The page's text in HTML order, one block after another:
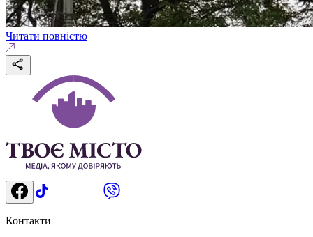
Читати повністю
Контакти